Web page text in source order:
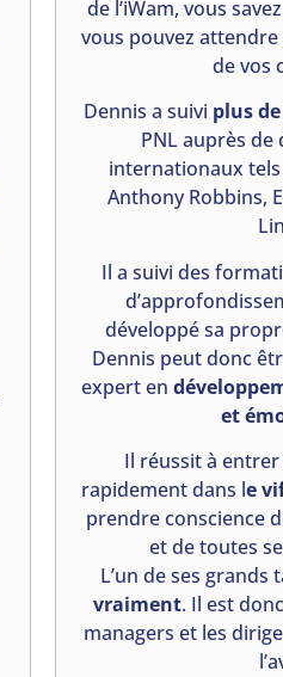
de l’iWam, vous
vous pouvez
de vos
Dennis a suivi plus
PNL auprès
internationaux
Anthony Robbins,
Il a suivi des
développé sa
Dennis peut donc
expert en
et
Il réussit à
rapidement dans le
prendre conscience
et de toutes
L’un de ses grands
vraiment. Il est
managers et les